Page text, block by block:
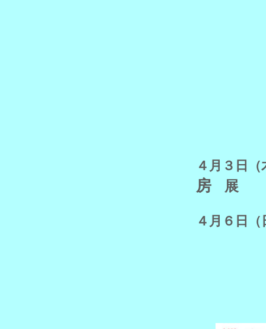
４月３
房 展
４月６日